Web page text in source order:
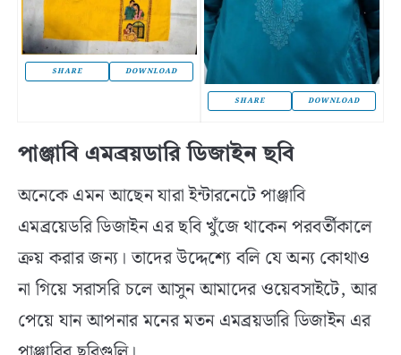
SHARE DOWNLOAD
SHARE DOWNLOAD
পাঞ্জাবি এমব্রয়ডারি ডিজাইন ছবি
অনেকে এমন আছেন যারা ইন্টারনেটে পাঞ্জাবি
এমব্রয়েডরি ডিজাইন এর ছবি খুঁজে থাকেন পরবর্তীকালে
ক্রয় করার জন্য। তাদের উদ্দেশ্যে বলি যে অন্য কোথাও
না গিয়ে সরাসরি চলে আসুন আমাদের ওয়েবসাইটে, আর
পেয়ে যান আপনার মনের মতন এমব্রয়ডারি ডিজাইন এর